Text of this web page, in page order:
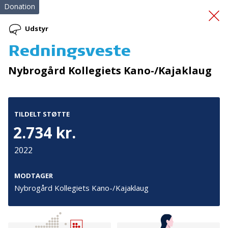
Studiestøtte til indsatte
Donation
Udstyr
Redningsveste
Nybrogård Kollegiets Kano-/Kajaklaug
TILDELT STØTTE
2.734 kr.
2022
MODTAGER
Nybrogård Kollegiets Kano-/Kajaklaug
Tilmeld nyhedsbrev
De seneste nyheder om TrygFondens og TryghedsGruppens
aktiviteter direkte i din indbakke.
Tilmeld